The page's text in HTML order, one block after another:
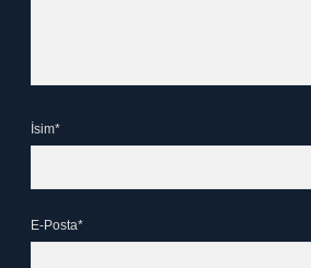
İsim*
E-Posta*